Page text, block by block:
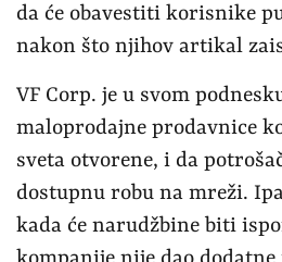
da će obavestiti korisnike
nakon što njihov artikal
VF Corp. je u svom
maloprodajne prodavnice
sveta otvorene, i da
dostupnu robu na mreži.
kada će narudžbine biti